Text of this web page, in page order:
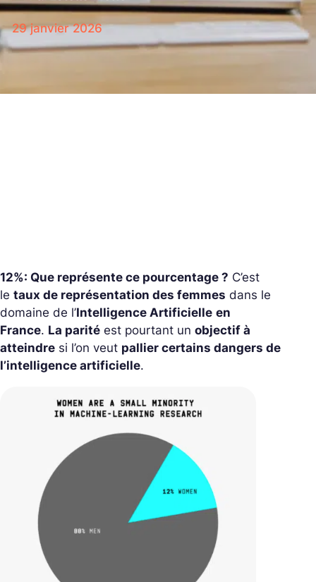
29 janvier 2026
12%: Que représente ce pourcentage ? C’est
le taux de représentation des femmes dans le
domaine de l’Intelligence Artificielle en
France. La parité est pourtant un objectif à
atteindre si l’on veut pallier certains dangers de
l’intelligence artificielle.